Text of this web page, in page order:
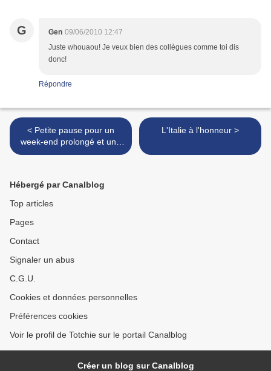
G Gen 09/06/2010 12:47
Juste whouaou! Je veux bien des collègues comme toi dis
donc!
Répondre
< Petite pause pour un
week-end prolongé et une
mission
L'Italie à l'honneur >
Hébergé par Canalblog
Top articles
Pages
Contact
Signaler un abus
C.G.U.
Cookies et données personnelles
Préférences cookies
Voir le profil de Totchie sur le portail Canalblog
Créer un blog sur Canalblog